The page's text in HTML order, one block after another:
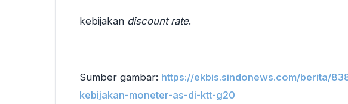
kebijakan discount rate.
Sumber gambar: https://ekbis.sindonews.com/berita/
kebijakan-moneter-as-di-ktt-g20